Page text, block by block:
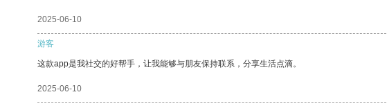
2025-06-10
游客
这款app是我社交的好帮手，让我能够与朋友保持联系，分享生活点滴。
2025-06-10